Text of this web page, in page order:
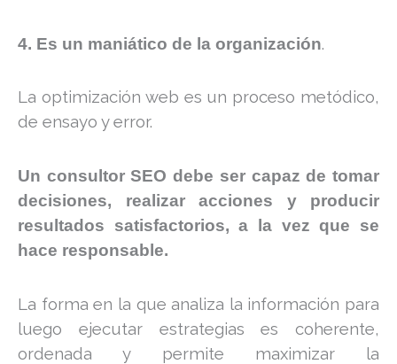
4. Es un maniático de la organización.
La optimización web es un proceso metódico,
de ensayo y error.
Un consultor SEO debe ser capaz de tomar
decisiones, realizar acciones y producir
resultados satisfactorios, a la vez que se
hace responsable.
La forma en la que analiza la información para
luego ejecutar estrategias es coherente,
ordenada y permite maximizar la